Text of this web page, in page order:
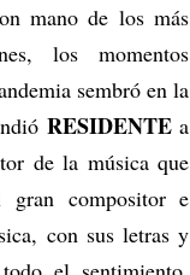
mano de los más
los momentos
sembró en la
RESIDENTEa
de la música que
gran compositor e
con sus letras y